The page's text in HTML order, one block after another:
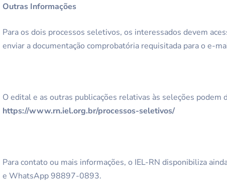
Outras Informações
Para os dois processos seletivos, os interessados devem
enviar a documentação comprobatória requisitada para o e-
O edital e as outras publicações relativas às seleções podem
https://www.rn.iel.org.br/processos-seletivos/
Para contato ou mais informações, o IEL-RN disponibiliza
e WhatsApp 98897-0893.